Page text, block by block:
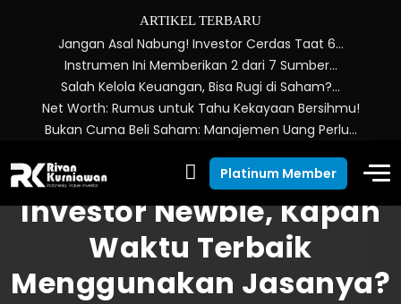
ARTIKEL TERBARU
Jangan Asal Nabung! Investor Cerdas Taat 6…
Instrumen Ini Memberikan 2 dari 7 Sumber…
Salah Kelola Keuangan, Bisa Rugi di Saham?…
Net Worth: Rumus untuk Tahu Kekayaan Bersihmu!
Bukan Cuma Beli Saham: Manajemen Uang Perlu…
Platinum Member
Penasihat Investasi VS
Investor Newbie, Kapan
Waktu Terbaik
Menggunakan Jasanya?